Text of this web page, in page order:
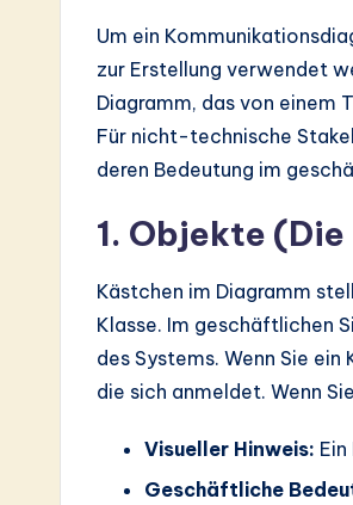
Um ein
zur Erstellung verwendet
Diagramm, das von einem
Für nicht-technische
deren Bedeutung im
1. Objekte
Kästchen im Diagramm
Klasse. Im geschäftlichen
des Systems. Wenn Sie
die sich anmeldet. Wenn
Visueller Hinweis:
Geschäftliche